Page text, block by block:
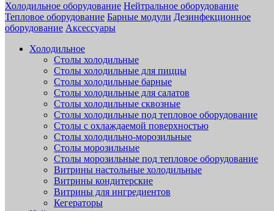
Холодильное оборудование Нейтральное оборудование
Тепловое оборудование Барные модули Дезинфекционное
оборудование Аксессуары
Холодильное
Столы холодильные
Столы холодильные для пиццы
Столы холодильные барные
Столы холодильные для салатов
Столы холодильные сквозные
Столы холодильные под тепловое оборудование
Столы с охлаждаемой поверхностью
Столы холодильно-морозильные
Столы морозильные
Столы морозильные под тепловое оборудование
Витрины настольные холодильные
Витрины кондитерские
Витрины для ингредиентов
Кегераторы